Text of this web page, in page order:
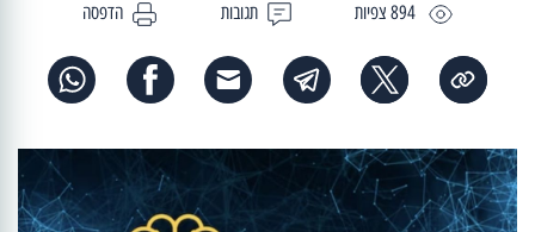
894 צפיות תגובות הדפסה